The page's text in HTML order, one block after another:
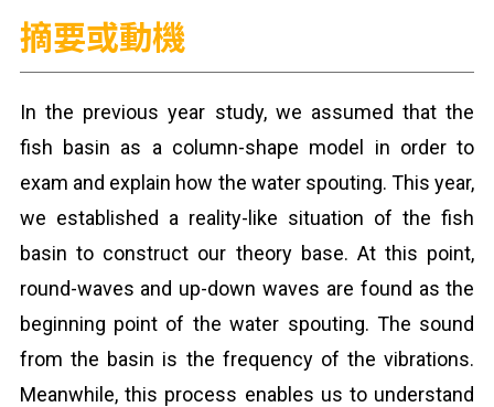
摘要或動機
In the previous year study, we assumed that the
fish basin as a column-shape model in order to
exam and explain how the water spouting. This year,
we established a reality-like situation of the fish
basin to construct our theory base. At this point,
round-waves and up-down waves are found as the
beginning point of the water spouting. The sound
from the basin is the frequency of the vibrations.
Meanwhile, this process enables us to understand